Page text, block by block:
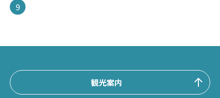
9
観光案内